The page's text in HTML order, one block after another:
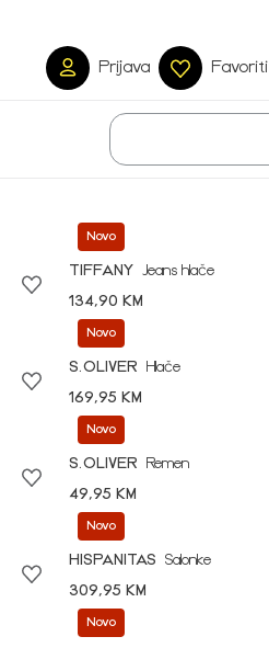
Prijava Favoriti
Novo
TIFFANY
Jeans hlače
134,90 KM
Novo
S.OLIVER
Hlače
169,95 KM
Novo
S.OLIVER
Remen
49,95 KM
Novo
HISPANITAS
Salonke
309,95 KM
Novo